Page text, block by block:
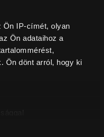
Ön IP-címét, olyan
Ön adataihoz a
Ön dönt arról, hogy ki